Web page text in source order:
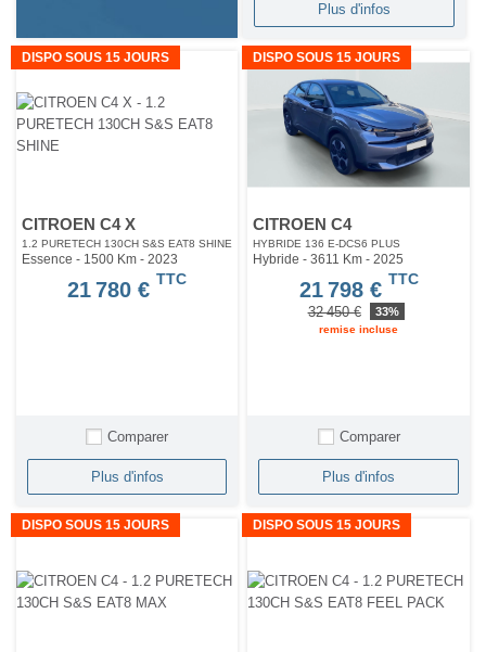
Plus d'infos
DISPO SOUS 15 JOURS
CITROEN C4 X
1.2 PURETECH 130CH S&S EAT8 SHINE
Essence - 1500 Km - 2023
21 780 € TTC
Comparer
Plus d'infos
DISPO SOUS 15 JOURS
CITROEN C4
HYBRIDE 136 E-DCS6 PLUS
Hybride - 3611 Km- 2025
21 798 € TTC
32 450 € 33%
remise incluse
Comparer
Plus d'infos
DISPO SOUS 15 JOURS DISPO SOUS 15 JOURS